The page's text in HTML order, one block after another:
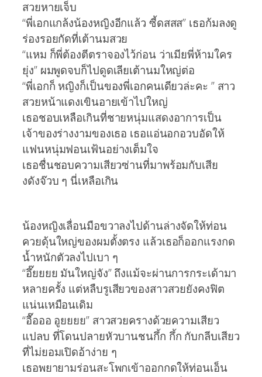
สวยหายเจ็บ
“พี่เอกแกล้งน้องหญิงอีกแล้ว ซี้ดสสส” เธอก้มลงดู
ร่องรอยกัดที่เต้านมสวย
“แหม ก็พี่ต้องตีตราจองไว้ก่อน ว่าเมียพี่ห้ามใคร
ยุ่ง” ผมพูดจบก็ไปดูดเลียเต้านมใหญ่ต่อ
“พี่เอกก็ หญิงก็เป็นของพี่เอกคนเดียวล่ะคะ ” สาว
สวยหน้าแดงเขินอายเข้าไปใหญ่
เธอชอบเหลือเกินที่ชายหนุ่มแสดงอาการเป็น
เจ้าของร่างงามของเธอ เธอแอ่นอกอวบอัดให้
แฟนหนุ่มฟอนเฟ้นอย่างเต็มใจ
เธอชื่นชอบความเสียวซ่านที่มาพร้อมกับเสีย
งดังจ๊วบ ๆ นี่เหลือเกิน
น้องหญิงเลื่อนมือขวาลงไปด้านล่างจัดให้ท่อน
ควยดุ้นใหญ่ของผมตั้งตรง แล้วเธอก็ออกแรงกด
น้ำหนักตัวลงไปเบา ๆ
“อึ๊ยยยย มันใหญ่จัง” ถึงแม้จะผ่านการกระเด้ามา
หลายครั้ง แต่หลืบรูเสียวของสาวสวยยังคงฟิต
แน่นเหมือนเดิม
“อื๊อออ อูยยยย” สาวสวยครางด้วยความเสียว
แปลบ ที่โดนปลายหัวบานชนกึ้ก กึ้ก กับกลีบเสียว
ที่ไม่ยอมเปิดอ้าง่าย ๆ
เธอพยายามร่อนสะโพกเข้าออกกดให้ท่อนเอ็น